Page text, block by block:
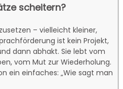
scheitern?
– vielleicht kleiner,
ist kein Projekt,
dann abhakt. Sie lebt vom
vom Mut zur Wiederholung.
ein einfaches: „Wie sagt man